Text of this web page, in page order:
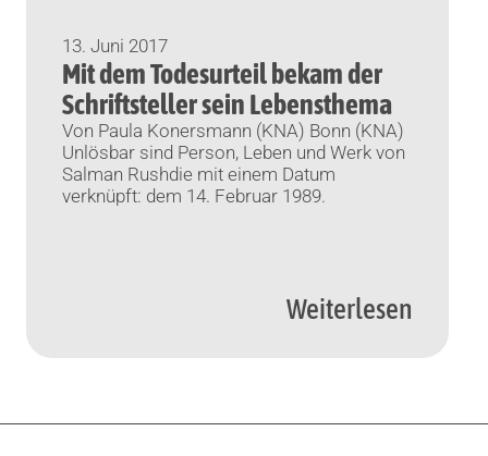
13. Juni 2017
Mit dem Todesurteil bekam der
Schriftsteller sein Lebensthema
Von Paula Konersmann (KNA) Bonn (KNA)
Unlösbar sind Person, Leben und Werk von
Salman Rushdie mit einem Datum
verknüpft: dem 14. Februar 1989.
Weiterlesen